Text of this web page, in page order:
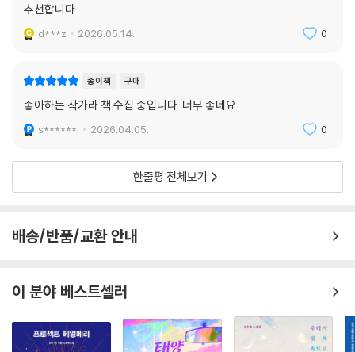
판인 것처럼 보이는 장면들을 연출하는 데 뛰어나지만 실제로 플롯을 정리
를 못 해서 진짜 난장판을 만드는 작가는 아니니까요. 믿고 따라가 보셔도
는 대신에 소설/문학 작가로서의 승부수를 던집니다. 시리즈의 두 번째 작
품이자 첫 장편소설인 『둠즈데이북』 때부터 소설 속의 ‘현재’는 작품의 메
시지를 형상화해 전달하는 역할을 맡습니다. 이 ‘현재’는 『블랙아웃』에 다
꼬인 모습으로 나타나죠. 시간 여행 시스템의 복잡성이 증가하면서 더 많
은 부하가 걸리는 상태를 상징합니다. 조금만 삐끗하면 감당하기 어려운
질 수도 있고, 그 작은 틈에 시스템 전체가 걸려 엎어질지도 모릅니다. 『블
이 시리즈에서 시간 여행 네트워크의 증가하는 복잡성은 엔트로피와 마찬
가지로 되돌릴 수 없습니다. 그 모습을 직접 보여주는 『블랙아웃』의 스토
추천합니다
d***z 2026.05.14. 0
종이책 구매
좋아하는 작가라 책 수집 중입니다. 너무 좋네요.
s******i 2026.04.05. 0
한줄평 전체보기
배송/반품/교환 안내
이 분야 베스트셀러